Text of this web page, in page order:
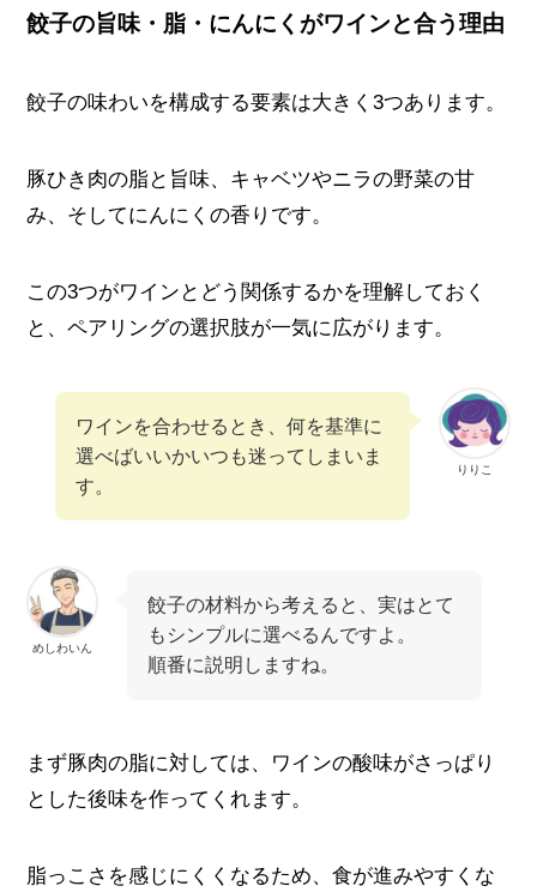
餃子の旨味・脂・にんにくがワインと合う理由
餃子の味わいを構成する要素は大きく3つあります。
豚ひき肉の脂と旨味、キャベツやニラの野菜の甘
み、そしてにんにくの香りです。
この3つがワインとどう関係するかを理解しておく
と、ペアリングの選択肢が一気に広がります。
りりこ
ワインを合わせるとき、何を基準に
選べばいいかいつも迷ってしまいま
す。
めしわいん
餃子の材料から考えると、実はとて
もシンプルに選べるんですよ。
順番に説明しますね。
まず豚肉の脂に対しては、ワインの酸味がさっぱり
とした後味を作ってくれます。
脂っこさを感じにくくなるため、食が進みやすくな